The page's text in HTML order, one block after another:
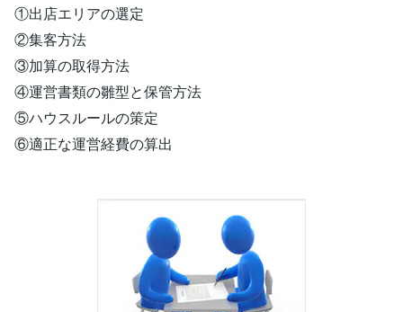
①出店エリアの選定
②集客方法
③加算の取得方法
④運営書類の雛型と保管方法
⑤ハウスルールの策定
⑥適正な運営経費の算出